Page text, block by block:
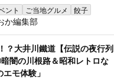
ント ご当地グルメ 餃子
か編集部
？大井川鐵道【伝説の夜行列
闇の川根路＆昭和レトロな
モ体験」